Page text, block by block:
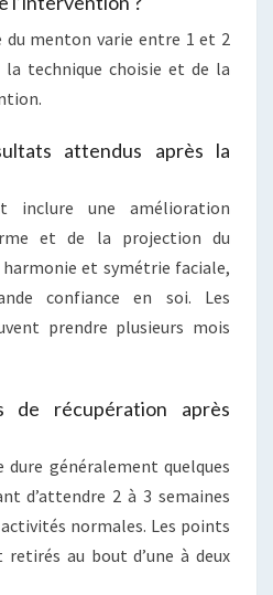
du menton varie entre 1 et 2
technique choisie et de la
attendus après la
inclure une amélioration
et de la projection du
et symétrie faciale,
confiance en soi. Les
prendre plusieurs mois
récupération après
généralement quelques
d’attendre 2 à 3 semaines
normales. Les points
au bout d’une à deux